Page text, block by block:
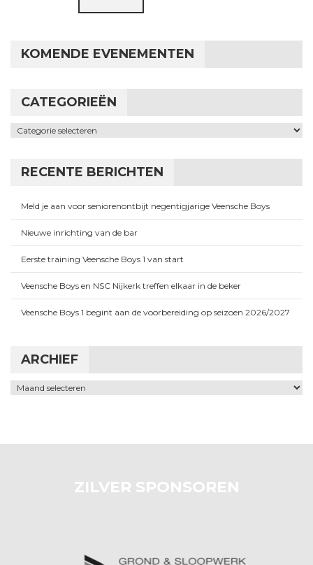
KOMENDE EVENEMENTEN
CATEGORIEËN
Categorieën
RECENTE BERICHTEN
Meld je aan voor seniorenontbijt negentigjarige Veensche Boys
Nieuwe inrichting van de bar
Eerste training Veensche Boys 1 van start
Veensche Boys en NSC Nijkerk treffen elkaar in de beker
Veensche Boys 1 begint aan de voorbereiding op seizoen 2026/2027
ARCHIEF
Archief
ZILVER SPONSOREN